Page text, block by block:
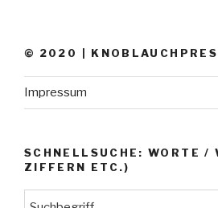
© 2020 |
Impressum
SCHNELLSUCHE: WORTE /
ZIFFERN ETC.)